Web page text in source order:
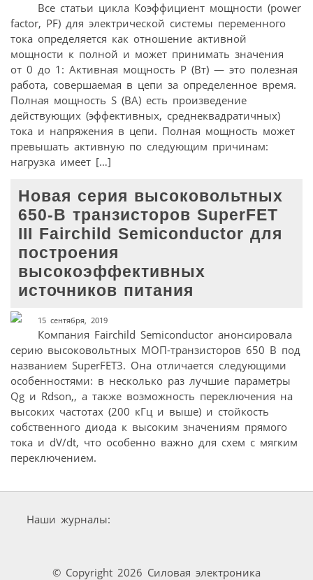
Все статьи цикла Коэффициент мощности (power
factor, PF) для электрической системы переменного
тока определяется как отношение активной
мощности к полной и может принимать значения
от 0 до 1: Активная мощность Р (Вт) — это полезная
работа, совершаемая в цепи за определенное время.
Полная мощность S (ВА) есть произведение
действующих (эффективных, среднеквадратичных)
тока и напряжения в цепи. Полная мощность может
превышать активную по следующим причинам:
нагрузка имеет […]
Новая серия высоковольтных
650-В транзисторов SuperFET
III Fairchild Semiconductor для
построения
высокоэффективных
источников питания
15 сентября, 2019
Компания Fairchild Semiconductor анонсировала
серию высоковольтных МОП-транзисторов 650 В под
названием SuperFET3. Она отличается следующими
особенностями: в несколько раз лучшие параметры
Qg и Rdson,, а также возможность переключения на
высоких частотах (200 кГц и выше) и стойкость
собственного диода к высоким значениям прямого
тока и dV/dt, что особенно важно для схем с мягким
переключением.
Наши журналы:
© Copyright 2026 Силовая электроника